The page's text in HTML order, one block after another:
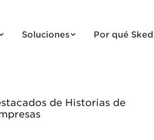
Soluciones Por qué Sked
de Historias de